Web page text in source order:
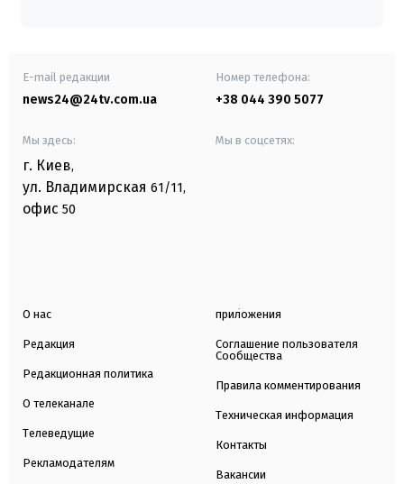
E-mail редакции
news24@24tv.com.ua
Номер телефона:
+38 044 390 5077
Мы здесь:
г. Киев,
ул. Владимирская 61/11,
офис 50
Мы в соцсетях:
О нас
Редакция
Редакционная политика
О телеканале
Телеведущие
Рекламодателям
приложения
Соглашение пользователя
Сообщества
Правила комментирования
Техническая информация
Контакты
Вакансии